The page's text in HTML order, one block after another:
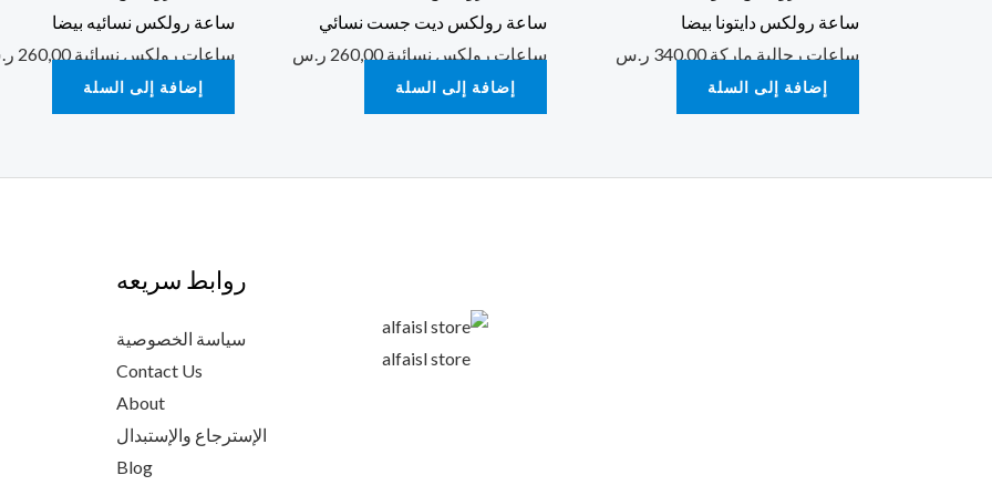
ساعة رولكس دايتونا بيضا
ساعات رجالية ماركة340,00 ر.س
إضافة إلى السلة
ساعة رولكس ديت جست نسائي
ساعات رولكس نسائية260,00 ر.س
إضافة إلى السلة
ساعة رولكس نسائيه بيضا
ساعات رولكس نسائية260,00
إضافة إلى السلة
alfaisl store
روابط سريعه
سياسة الخصوصية
Contact Us
About
الإسترجاع والإستبدال
Blog